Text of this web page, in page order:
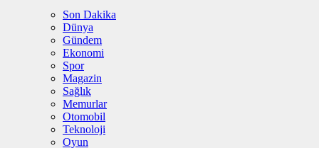
Son Dakika
Dünya
Gündem
Ekonomi
Spor
Magazin
Sağlık
Memurlar
Otomobil
Teknoloji
Oyun